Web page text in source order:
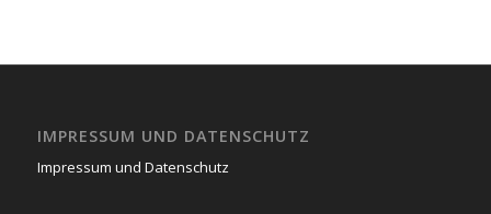
IMPRESSUM UND DATENSCHUTZ
Impressum und Datenschutz